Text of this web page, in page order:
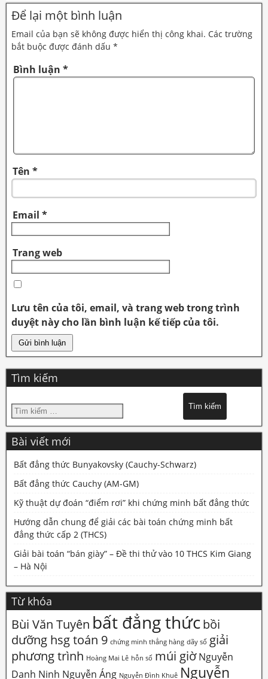
Để lại một bình luận
Email của bạn sẽ không được hiển thị công khai. Các trường
bắt buộc được đánh dấu *
Bình luận *
Tên *
Email *
Trang web
Lưu tên của tôi, email, và trang web trong trình
duyệt này cho lần bình luận kế tiếp của tôi.
Tìm kiếm
Bài viết mới
Bất đẳng thức Bunyakovsky (Cauchy-Schwarz)
Bất đẳng thức Cauchy (AM-GM)
Kỹ thuật dự đoán “điểm rơi” khi chứng minh bất đẳng thức
Hướng dẫn chung để giải các bài toán chứng minh bất
đẳng thức cấp 2 (THCS)
Giải bài toán “bán giày” – Đề thi thử vào 10 THCS Kim Giang
– Hà Nội
Từ khóa
Bùi Văn Tuyên bất đẳng thứcbồi
dưỡng hsg toán 9 chứng minh thẳng hàng dãy số giải
phương trình Hoàng Mai Lê hỗn số múi giờ Nguyễn
Danh Ninh Nguyễn Áng Nguyễn Đình Khuê Nguyễn